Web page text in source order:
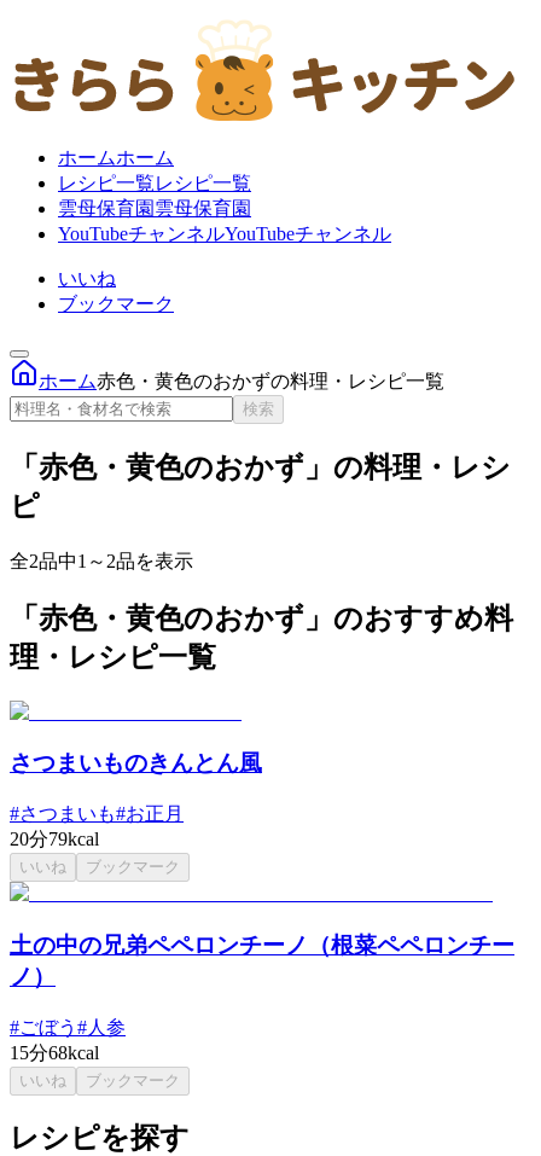
ホームホーム
レシピ一覧レシピ一覧
雲母保育園 雲母保育園
YouTubeチャンネルYouTubeチャンネル
いいね
ブックマーク
ホーム赤色・黄色のおかずの料理・レシピ一覧
検索
「赤色・黄色のおかず」の料理・レシ
ピ
全2品中1～2品を表示
「赤色・黄色のおかず」のおすすめ料
理・レシピ一覧
さつまいものきんとん風
#さつまいも#お正月
20分79kcal
いいね ブックマーク
土の中の兄弟ペペロンチーノ（根菜ペペロンチー
ノ）
#ごぼう #人参
15分68kcal
いいね ブックマーク
レシピを探す